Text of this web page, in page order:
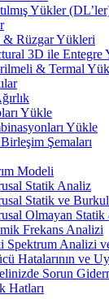
Yükler
& Rüzgar Yükleri
3D ile Entegre
& Termal
Yükle
Yükle
Şemaları
Modeli
Statik Analiz
Statik ve
Olmayan
Frekans Analizi
Spektrum Analizi
Hatalarının ve
Sorun
Hatları